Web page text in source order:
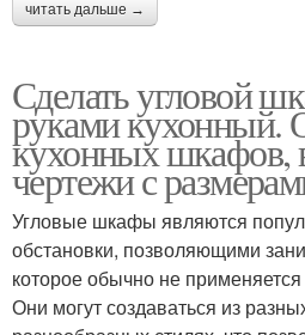
читать дальше →
Сделать угловой
руками кухонный.
кухонных шкафов,
чертежи с
Угловые шкафы являются
обстановки, позволяющими
которое обычно не
Они могут создаваться из